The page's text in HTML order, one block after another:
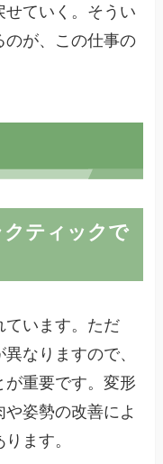
せていく。そうい
のが、この仕事の
ティックで
ています。ただ
なりますので、
が重要です。変形
姿勢の改善によ
ます。